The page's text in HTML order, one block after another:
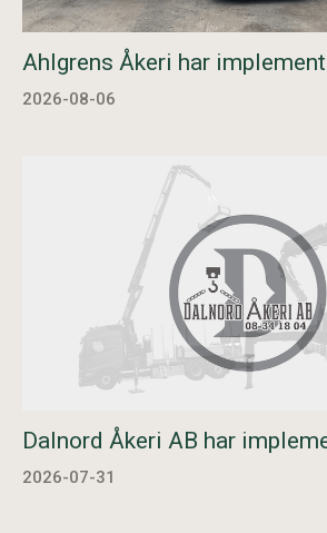
Ahlgrens Åkeri har
2026-08-06
Dalnord Åkeri AB har
2026-07-31